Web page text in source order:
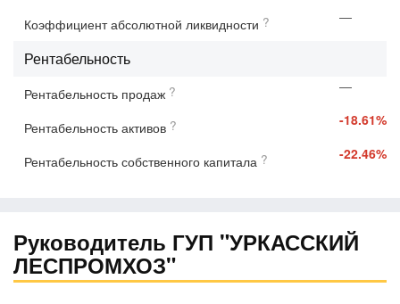
Коэффициент абсолютной ликвидности ? —
Рентабельность
Рентабельность продаж ? —
Рентабельность активов ? -18.61%
Рентабельность собственного капитала ? -22.46%
Руководитель ГУП "УРКАССКИЙ
ЛЕСПРОМХОЗ"